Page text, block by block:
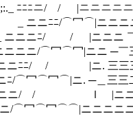
ﾆﾆﾆニ/ / |ニニニニ
ニニ＿＝二ニ三
ニニ ￣＝
⌒冖⌒冖|ニ
. 三三三二
⌒冖⌒冖⌒|
|ニニ ￣
ニニニニニ.￣